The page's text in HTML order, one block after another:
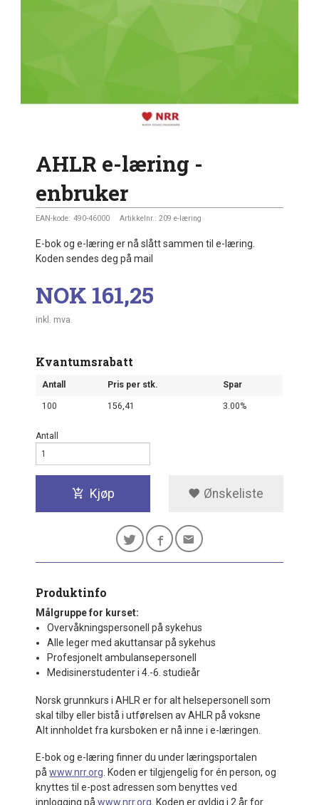
AHLR e-læring -
enbruker
EAN-kode: 490-46000 Artikkelnr.: 209 e-læring
E-bok og e-læring er nå slått sammen til e-læring.
Koden sendes deg på mail
Pris
NOK 161,25
inkl. mva.
Kvantumsrabatt
Antall Pris per stk. Spar
100 156,41 3.00%
Antall
Kjøp Ønskeliste
Produktinfo
Målgruppe for kurset:
Overvåkningspersonell på sykehus
Alle leger med akuttansar på sykehus
Profesjonelt ambulansepersonell
Medisinerstudenter i 4.-6. studieår
Norsk grunnkurs i AHLR er for alt helsepersonell som
skal tilby eller bistå i utførelsen av AHLR på voksne
Alt innholdet fra kursboken er nå inne i e-læringen.
E-bok og e-læring finner du under læringsportalen
påwww.nrr.org . Koden er tilgjengelig for én person, og
knyttes til e-post adressen som benyttes ved
innlogging påwww.nrr.org . Koden er gyldig i 2 år for